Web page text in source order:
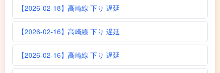
【2026-02-18】高崎線 下り 遅延
【2026-02-16】高崎線 下り 遅延
【2026-02-16】高崎線 下り 遅延